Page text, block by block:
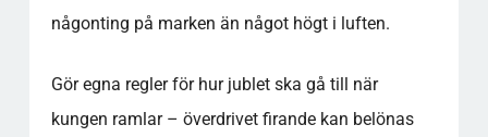
någonting på marken än något högt i luften.
Gör egna regler för hur jublet ska gå till när
kungen ramlar – överdrivet firande kan belönas